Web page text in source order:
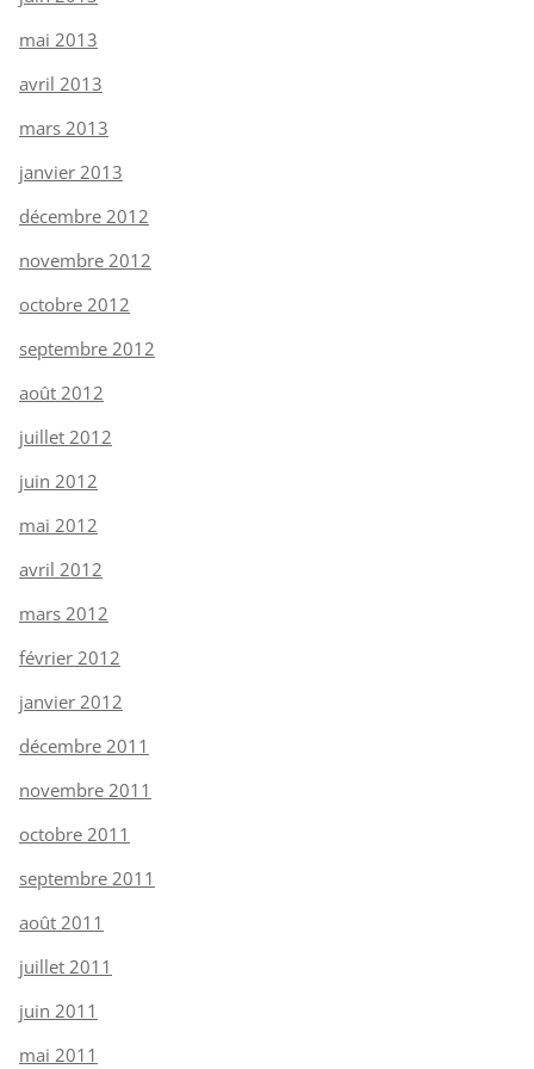
mai 2013
avril 2013
mars 2013
janvier 2013
décembre 2012
novembre 2012
octobre 2012
septembre 2012
août 2012
juillet 2012
juin 2012
mai 2012
avril 2012
mars 2012
février 2012
janvier 2012
décembre 2011
novembre 2011
octobre 2011
septembre 2011
août 2011
juillet 2011
juin 2011
mai 2011